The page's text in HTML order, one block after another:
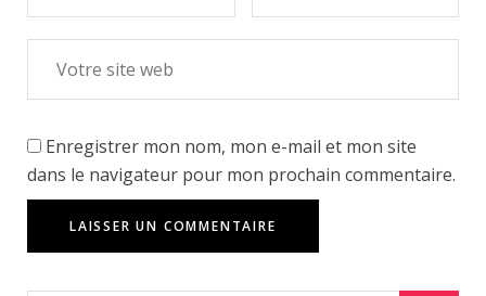
Enregistrer mon nom, mon e-mail et mon site
dans le navigateur pour mon prochain commentaire.